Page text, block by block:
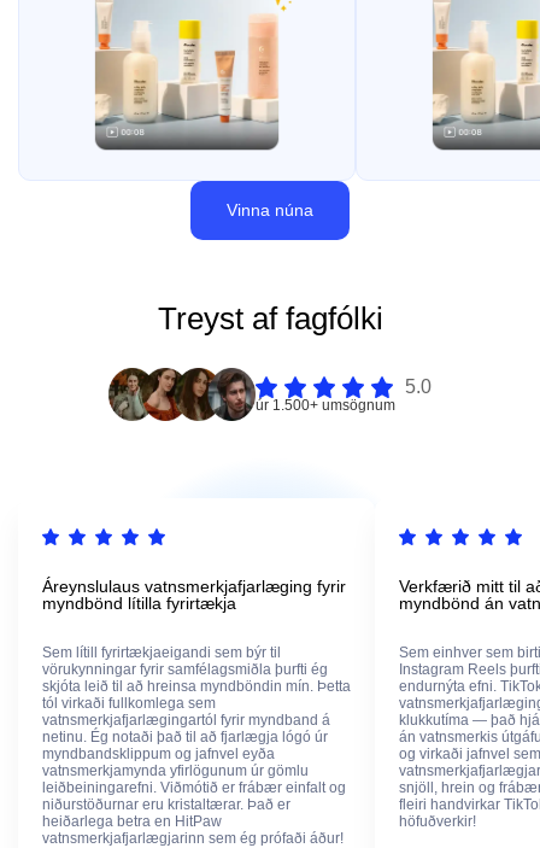
Vinna núna
Treyst af fagfólki
5.0
úr 1.500+ umsögnum
Áreynslulaus vatnsmerkjafjarlæging fyrir
myndbönd lítilla fyrirtækja
Sem lítill fyrirtækjaeigandi sem býr til
vörukynningar fyrir samfélagsmiðla þurfti ég
skjóta leið til að hreinsa myndböndin mín. Þetta
tól virkaði fullkomlega sem
vatnsmerkjafjarlægingartól fyrir myndband á
netinu. Ég notaði það til að fjarlægja lógó úr
myndbandsklippum og jafnvel eyða
vatnsmerkjamynda yfirlögunum úr gömlu
leiðbeiningarefni. Viðmótið er frábær einfalt og
niðurstöðurnar eru kristaltærar. Það er
heiðarlega betra en HitPaw
vatnsmerkjafjarlægjarinn sem ég prófaði áður!
Verkfærið mitt til
myndbönd án
Sem einhver sem
Instagram Reels
endurnýta efni.
klukkutíma — það
án vatnsmerkis
og virkaði jafnvel
snjöll, hrein og
fleiri handvirkar
höfuðverkir!